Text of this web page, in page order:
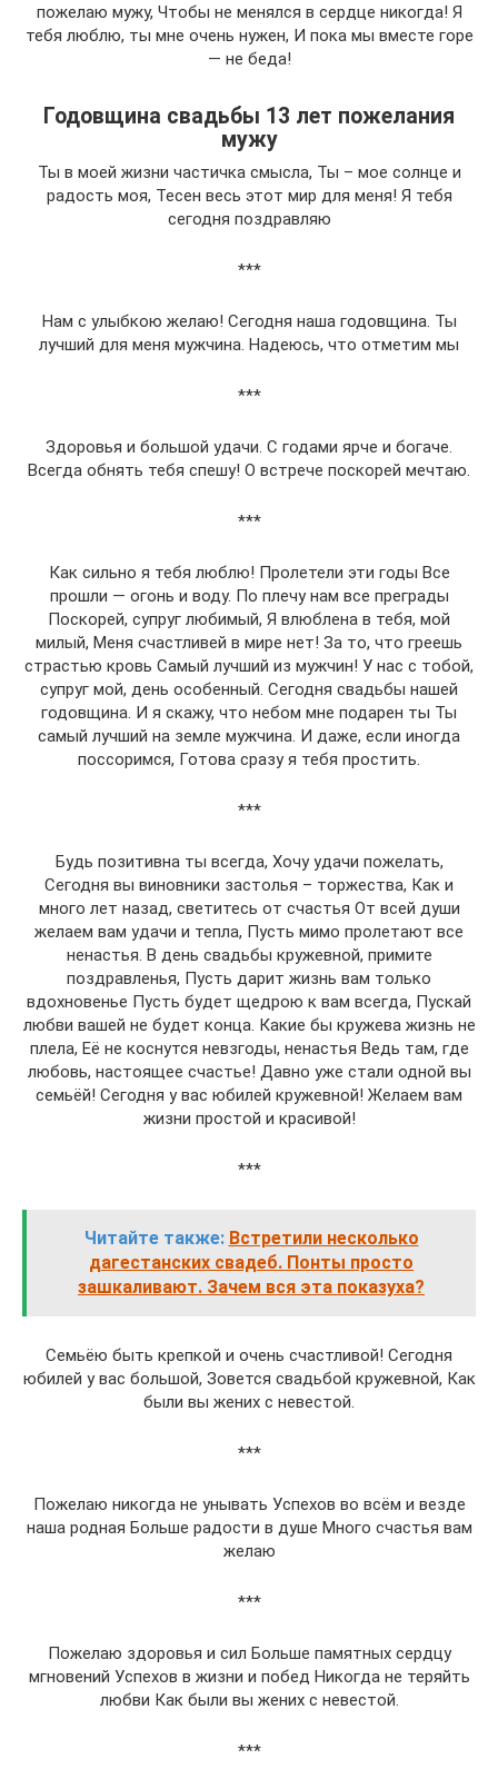
пожелаю мужу, Чтобы не менялся в сердце никогда! Я
тебя люблю, ты мне очень нужен, И пока мы вместе горе
— не беда!
Годовщина свадьбы 13 лет пожелания
мужу
Ты в моей жизни частичка смысла, Ты – мое солнце и
радость моя, Тесен весь этот мир для меня! Я тебя
сегодня поздравляю
***
Нам с улыбкою желаю! Сегодня наша годовщина. Ты
лучший для меня мужчина. Надеюсь, что отметим мы
***
Здоровья и большой удачи. С годами ярче и богаче.
Всегда обнять тебя спешу! О встрече поскорей мечтаю.
***
Как сильно я тебя люблю! Пролетели эти годы Все
прошли — огонь и воду. По плечу нам все преграды
Поскорей, супруг любимый, Я влюблена в тебя, мой
милый, Меня счастливей в мире нет! За то, что греешь
страстью кровь Самый лучший из мужчин! У нас с тобой,
супруг мой, день особенный. Сегодня свадьбы нашей
годовщина. И я скажу, что небом мне подарен ты Ты
самый лучший на земле мужчина. И даже, если иногда
поссоримся, Готова сразу я тебя простить.
***
Будь позитивна ты всегда, Хочу удачи пожелать,
Сегодня вы виновники застолья – торжества, Как и
много лет назад, светитесь от счастья От всей души
желаем вам удачи и тепла, Пусть мимо пролетают все
ненастья. В день свадьбы кружевной, примите
поздравленья, Пусть дарит жизнь вам только
вдохновенье Пусть будет щедрою к вам всегда, Пускай
любви вашей не будет конца. Какие бы кружева жизнь не
плела, Её не коснутся невзгоды, ненастья Ведь там, где
любовь, настоящее счастье! Давно уже стали одной вы
семьёй! Сегодня у вас юбилей кружевной! Желаем вам
жизни простой и красивой!
***
Читайте также: Встретили несколько
дагестанских свадеб. Понты просто
зашкаливают. Зачем вся эта показуха?
Семьёю быть крепкой и очень счастливой! Сегодня
юбилей у вас большой, Зовется свадьбой кружевной, Как
были вы жених с невестой.
***
Пожелаю никогда не унывать Успехов во всём и везде
наша родная Больше радости в душе Много счастья вам
желаю
***
Пожелаю здоровья и сил Больше памятных сердцу
мгновений Успехов в жизни и побед Никогда не теряйть
любви Как были вы жених с невестой.
***